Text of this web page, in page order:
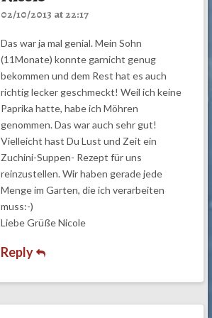
02/10/2013 at 22:17
Das war ja mal genial. Mein Sohn
(11Monate) konnte garnicht genug
bekommen und dem Rest hat es auch
richtig lecker geschmeckt! Weil ich keine
Paprika hatte, habe ich Möhren
genommen. Das war auch sehr gut!
Vielleicht hast Du Lust und Zeit ein
Zuchini-Suppen- Rezept für uns
reinzustellen. Wir haben gerade jede
Menge im Garten, die ich verarbeiten
muss:-)
Liebe Grüße Nicole
Reply